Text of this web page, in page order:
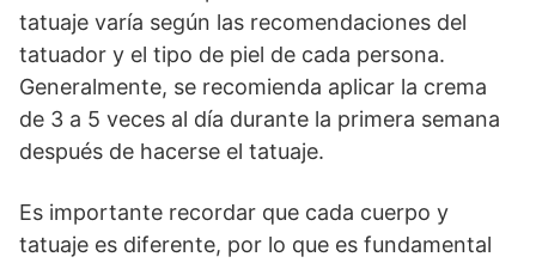
tatuaje varía según las recomendaciones del
tatuador y el tipo de piel de cada persona.
Generalmente, se recomienda aplicar la crema
de 3 a 5 veces al día durante la primera semana
después de hacerse el tatuaje.
Es importante recordar que cada cuerpo y
tatuaje es diferente, por lo que es fundamental